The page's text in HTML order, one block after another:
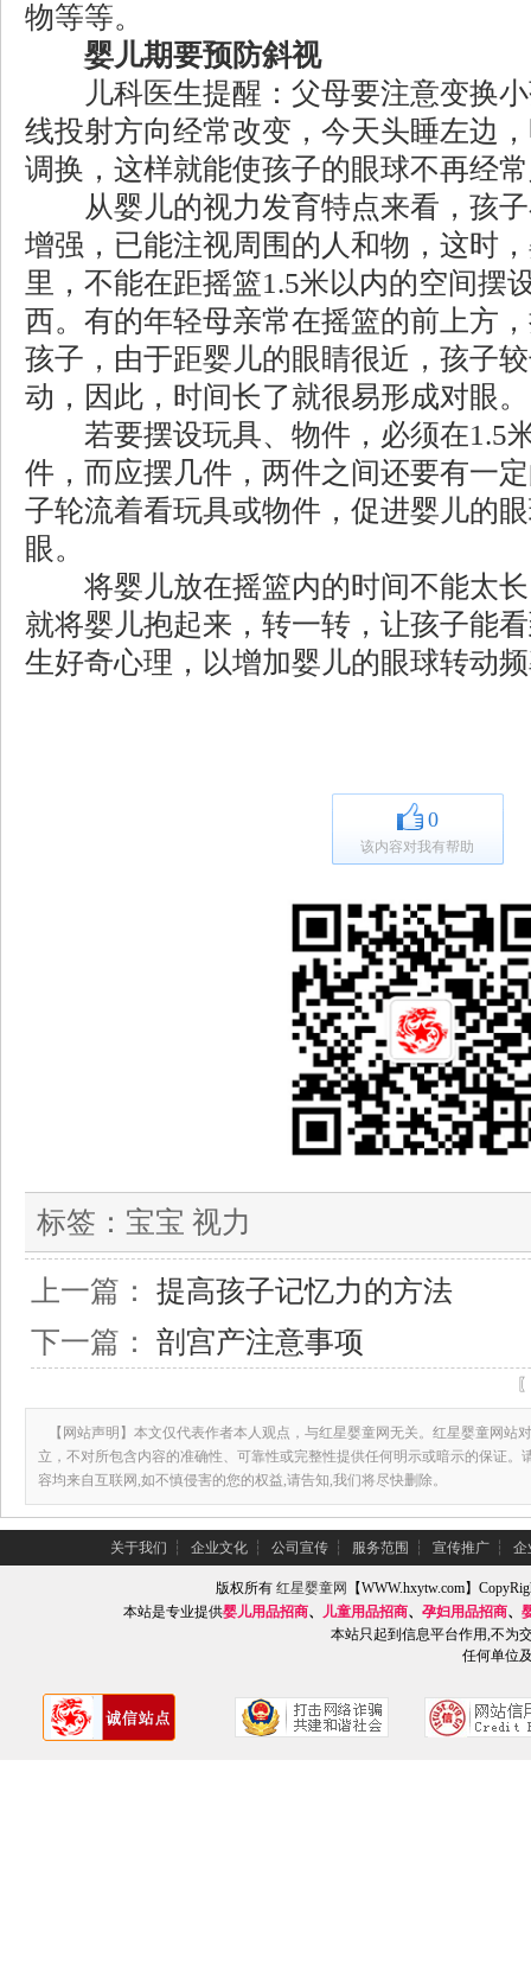
物等等。
婴儿期要预防斜视
儿科医生提醒：父母要注意变换小
线投射方向经常改变，今天头睡左边
调换，这样就能使孩子的眼球不再经
从婴儿的视力发育特点来看，孩子
增强，已能注视周围的人和物，这时
里，不能在距摇篮1.5米以内的空间摆
西。有的年轻母亲常在摇篮的前上方
孩子，由于距婴儿的眼睛很近，孩子
动，因此，时间长了就很易形成对眼。
若要摆设玩具、物件，必须在1.5
件，而应摆几件，两件之间还要有一
子轮流着看玩具或物件，促进婴儿的
眼。
将婴儿放在摇篮内的时间不能太长
就将婴儿抱起来，转一转，让孩子能
生好奇心理，以增加婴儿的眼球转动
0
该内容对我有帮助
标签： 宝宝 视力
上一篇： 提高孩子记忆力的方法
下一篇： 剖宫产注意事项
【网站声明】本文仅代表作者本人观点，与红星婴童网无关。红星婴童网站
立，不对所包含内容的准确性、可靠性或完整性提供任何明示或暗示的保证。
容均来自互联网,如不慎侵害的您的权益,请告知,我们将尽快删除。
关于我们 ┆ 企业文化 ┆ 公司宣传 ┆ 服务范围 ┆ 宣传推广 ┆ 企
版权所有红星婴童网
【WWW.hxytw.com】
本站是专业提供婴儿用品招商、 儿童用品招商、 孕妇用品招商、
本站只起到信息平台作用,不为
任何单位